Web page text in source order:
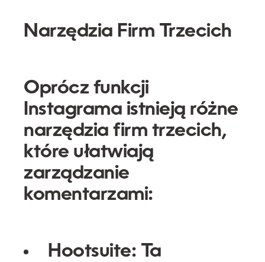
Narzędzia Firm Trzecich
Oprócz funkcji
Instagrama istnieją różne
narzędzia firm trzecich,
które ułatwiają
zarządzanie
komentarzami:
Hootsuite: Ta